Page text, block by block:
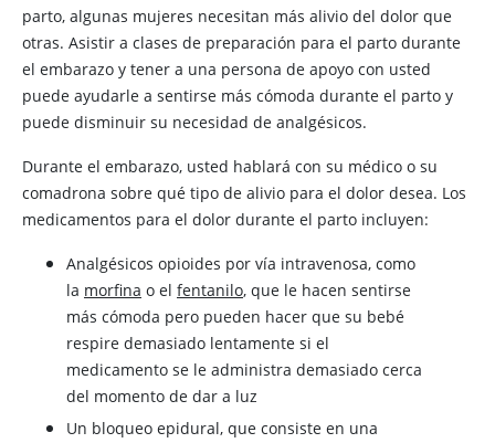
parto, algunas mujeres necesitan más alivio del dolor que
otras. Asistir a clases de preparación para el parto durante
el embarazo y tener a una persona de apoyo con usted
puede ayudarle a sentirse más cómoda durante el parto y
puede disminuir su necesidad de analgésicos.
Durante el embarazo, usted hablará con su médico o su
comadrona sobre qué tipo de alivio para el dolor desea. Los
medicamentos para el dolor durante el parto incluyen:
Analgésicos opioides por vía intravenosa, como
la morfina o el fentanilo, que le hacen sentirse
más cómoda pero pueden hacer que su bebé
respire demasiado lentamente si el
medicamento se le administra demasiado cerca
del momento de dar a luz
Un bloqueo epidural, que consiste en una